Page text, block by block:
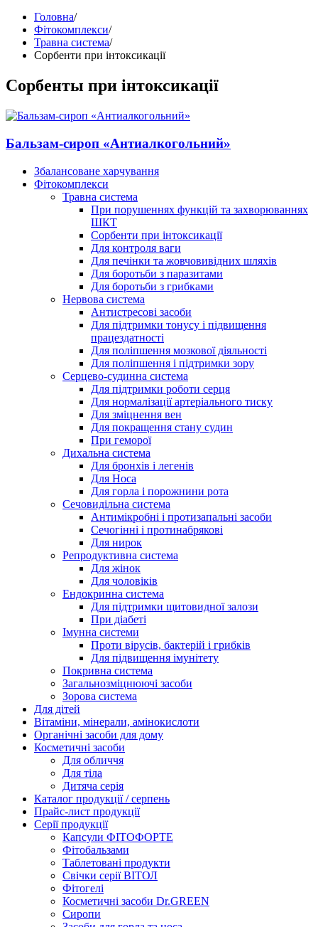
Головна/
Фітокомплекси/
Травна система/
Сорбенти при інтоксикації
Сорбенты при інтоксикації
Бальзам-сироп «Антиалкогольний»
Збалансоване харчування
Фітокомплекси
Травна система
При порушеннях функцій та захворюваннях
ШКТ
Сорбенти при інтоксикації
Для контроля ваги
Для печінки та жовчовивідних шляхів
Для боротьби з паразитами
Для боротьби з грибками
Нервова система
Антистресові засоби
Для підтримки тонусу і підвищення
працездатності
Для поліпшення мозкової діяльності
Для поліпшення і підтримки зору
Серцево-судинна система
Для підтримки роботи серця
Для нормалізації артеріального тиску
Для зміцнення вен
Для покращення стану судин
При геморої
Дихальна система
Для бронхів і легенів
Для Носа
Для горла і порожнини рота
Сечовидільна система
Антимікробні і протизапальні засоби
Сечогінні і протинабрякові
Для нирок
Репродуктивна система
Для жінок
Для чоловіків
Ендокринна система
Для підтримки щитовидної залози
При діабеті
Імунна системи
Проти вірусів, бактерій і грибків
Для підвищення імунітету
Покривна система
Загальнозміцнюючі засоби
Зорова система
Для дітей
Вітаміни, мінерали, амінокислоти
Органічні засоби для дому
Косметичні засоби
Для обличчя
Для тіла
Дитяча серія
Каталог продукції / серпень
Прайс-лист продукції
Серії продукції
Капсули ФІТОФОРТЕ
Фітобальзами
Таблетовані продукти
Свічки серії ВІТОЛ
Фітогелі
Косметичні засоби Dr.GREEN
Сиропи